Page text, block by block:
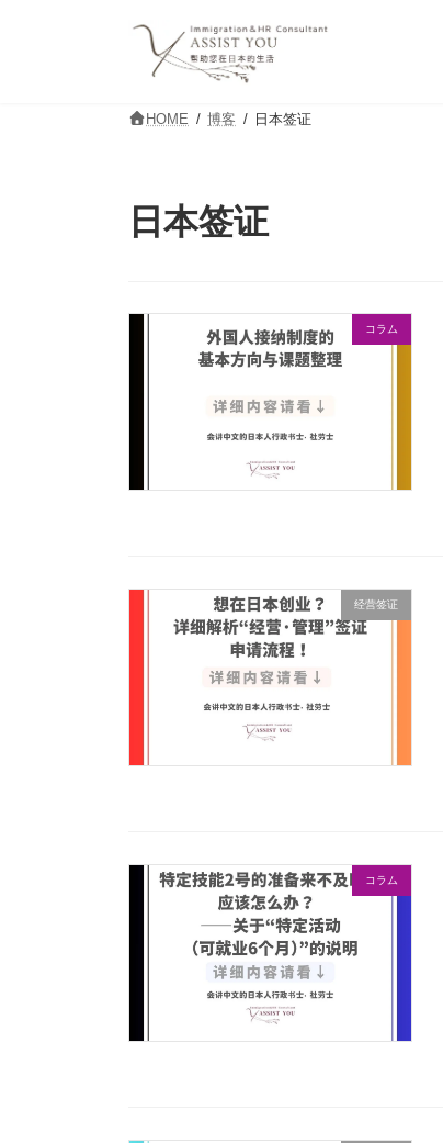
HOME 博客 日本签证
日本签证
コラム
经营签证
コラム